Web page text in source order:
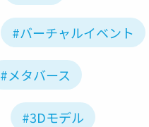
#バーチャルイベント
#メタバース
#3Dモデル